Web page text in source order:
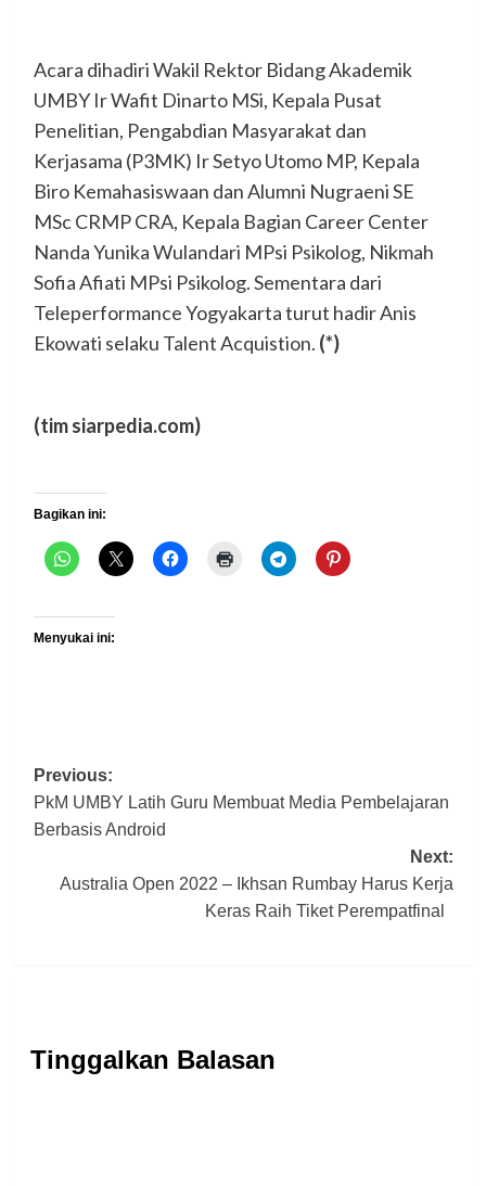
Acara dihadiri Wakil Rektor Bidang Akademik
UMBY Ir Wafit Dinarto MSi, Kepala Pusat
Penelitian, Pengabdian Masyarakat dan
Kerjasama (P3MK) Ir Setyo Utomo MP, Kepala
Biro Kemahasiswaan dan Alumni Nugraeni SE
MSc CRMP CRA, Kepala Bagian Career Center
Nanda Yunika Wulandari MPsi Psikolog, Nikmah
Sofia Afiati MPsi Psikolog. Sementara dari
Teleperformance Yogyakarta turut hadir Anis
Ekowati selaku Talent Acquistion. (*)
(tim siarpedia.com)
Bagikan ini:
Menyukai ini:
Post
navigation
Previous:
PkM UMBY Latih Guru Membuat Media Pembelajaran
Berbasis Android
Next:
Australia Open 2022 – Ikhsan Rumbay Harus Kerja
Keras Raih Tiket Perempatfinal
Tinggalkan Balasan